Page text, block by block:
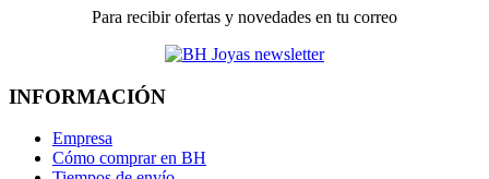
Para recibir ofertas y novedades en tu correo
INFORMACIÓN
Empresa
Cómo comprar en BH